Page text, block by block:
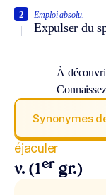
Emploi absolu.
Expulser du
2
À
Synonymes
éjaculer
v. (1er gr.)